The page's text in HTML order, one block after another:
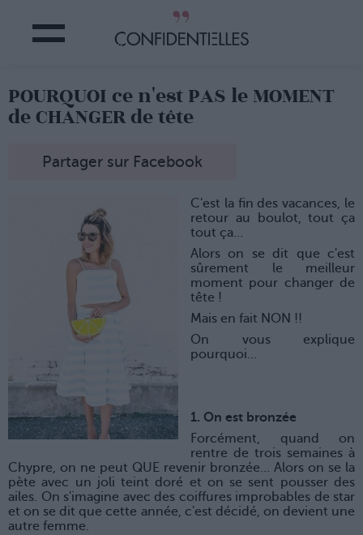
POURQUOI ce n'est PAS le MOMENT
de CHANGER de tête
Partager sur Facebook
C'est la fin des vacances, le
retour au boulot, tout ça
tout ça…
Alors on se dit que c'est
sûrement le meilleur
moment pour changer de
tête !
Mais en fait NON !!
On vous explique
pourquoi…
1. On est bronzée
Forcément, quand on
rentre de trois semaines à
Chypre, on ne peut QUE revenir bronzée… Alors on se la
pète avec un joli teint doré et on se sent pousser des
ailes. On s'imagine avec des coiffures improbables de star
et on se dit que cette année, c'est décidé, on devient une
autre femme.